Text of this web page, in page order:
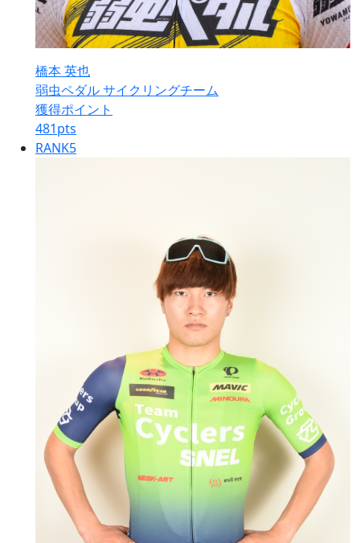
橋本 英也
弱虫ペダル サイクリングチーム
獲得ポイント
481pts
RANK5